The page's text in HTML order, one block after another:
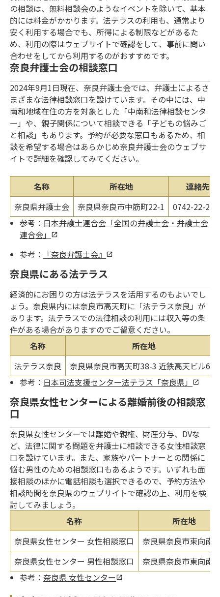
の相談は、無料相談会のようなイベントを除いて、基本
的には料金がかかります。法テラスの利用も、通常より
安く利用する場合でも、所得による制限などがあるた
め、利用の際はウェブサイトで確認をして、事前に問い
合わせをしてから利用するのがおすすめです。
奈良弁護士会の相談窓口
2024年9月1日現在、奈良弁護士会では、弁護士によるさ
まざまな法律相談窓口を設けています。その中には、中
南和地域在住の方を対象とした「中南和法律相談センタ
ー」や、親子関係について相談できる「子どもの悩みご
と相談」もあります。予約が必要な窓口もあるため、相
談を希望する場合はあらかじめ奈良弁護士会のウェブサ
イトで詳細を確認してみてください。
名称 所在地
連絡先
奈良県弁護士会
奈良県奈良市中筋町22-1
0742-22-
参考： 日本弁護士連合会「全国の弁護士会・弁護士会
連合会」
参考：
『奈良弁護士会』
奈良県にある法テラス
経済的にお困りの方は法テラスを活用するのもよいでし
ょう。奈良県内には奈良市高天町に「法テラス奈良」が
あります。法テラスでの法律相談の利用には収入等の条
件がある場合がありますのでご留意ください。
名称
所在地
法テラス奈良
奈良県奈良市高天町38-3 近鉄高天ビル6階
参考： 日本司法支援センター法テラス「奈良県」
奈良県女性センターによる離婚前後の相談窓
口
奈良県女性センターでは離婚や親権、財産分与、DVな
ど、法律に関する問題を弁護士に相談できる女性相談窓
口を設けています。また、家族やパートナーとの関係に
悩む男性のための相談窓口もあるようです。いずれも面
接相談のほかに電話相談も選択できるので、予約方法や
相談時間を奈良県のウェブサイトで確認の上、利用を検
討してみましょう。
名称
所在地
奈良県女性センター 女性相談窓口
奈良県奈良市東向南
奈良県女性センター 男性相談窓口
奈良県奈良市東向南
参考：奈良県 女性センター